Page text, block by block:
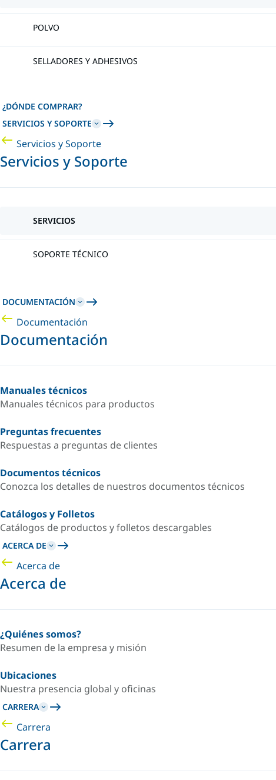
POLVO
SELLADORES Y ADHESIVOS
¿DÓNDE COMPRAR?
SERVICIOS Y SOPORTE
Servicios y Soporte
Servicios y Soporte
SERVICIOS
SOPORTE TÉCNICO
DOCUMENTACIÓN
Documentación
Documentación
Manuales técnicos
Manuales técnicos para productos
Preguntas frecuentes
Respuestas a preguntas de clientes
Documentos técnicos
Conozca los detalles de nuestros documentos técnicos
Catálogos y Folletos
Catálogos de productos y folletos descargables
ACERCA DE
Acerca de
Acerca de
¿Quiénes somos?
Resumen de la empresa y misión
Ubicaciones
Nuestra presencia global y oficinas
CARRERA
Carrera
Carrera